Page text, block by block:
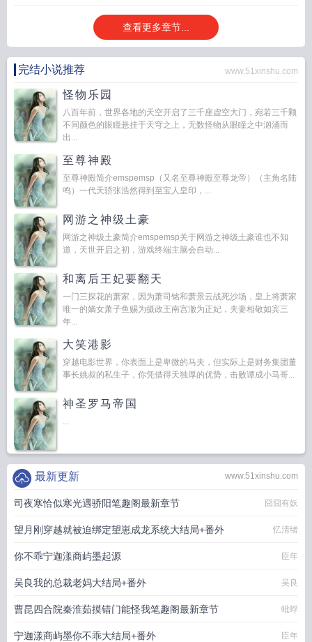
查看更多章节...
完结小说推荐 www.51xinshu.com
怪物乐园
八百年前，世界各地的天空开启了三千座虚空大门，宛若三千颗
不同颜色的眼瞳悬挂于天穹之上，无数怪物从眼瞳之中汹涌而
出...
至尊神殿
至尊神殿简介emspemsp（又名至尊神殿至尊龙帝）（主角名陆
鸣）一代天骄张浩然得到至宝人皇印，...
网游之神级土豪
网游之神级土豪简介emspemsp关于网游之神级土豪谁也不知
道，天世开启之初，游戏终端主脑会自动...
和离后王妃要翻天
一门三探花的萧家，因为萧司铭和萧景云战死沙场，皇上将萧家
唯一的嫡女萧子鱼赐为摄政王南宫澈为正妃，夫妻相敬如宾三
年...
大笑港影
穿越电影世界，你表面上是卑微的马夫，但实际上是财务集团董
事长姚叔的私生子，你凭借得天独厚的优势，击败谭成小马哥...
神圣罗马帝国
...
www.51xinshu.com
最新更新
司夜寒恰似寒光遇骄阳笔趣阁最新章节 囧囧有妖
望月刚穿越就被迫绑定望崽成龙系统大结局+番外 忆清绪
你不乖宁迦漾商屿墨起源 臣年
吴良我的总裁老妈大结局+番外 吴良
曹昆四合院秦淮茹摸错门能怪我笔趣阁最新章节 蚍蜉
宁迦漾商屿墨你不乖大结局+番外 臣年